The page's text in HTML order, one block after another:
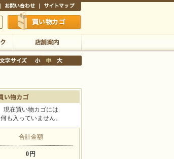
買い物かご
店舗案内
現在買い物カゴには
何も入っていません。
合計金額
0円